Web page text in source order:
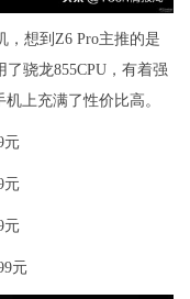
，想到Z6 Pro主推的是
骁龙855CPU，有着强
上充满了性价比高。
元
元
元
元